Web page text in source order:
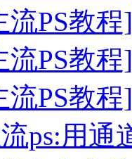
流PS教
流PS教
流PS教
ps:用通